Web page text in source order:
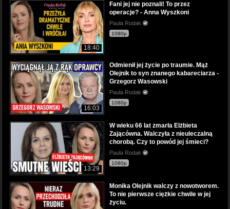
18:40
Fani jej nie poznali! To przez
operacje? - Anna Wyszkoni
Paula Rodak
1080p
16:03
Odmienił jej życie po traumie. Mąż
Olejnik to syn znanego kabareciarza -
Grzegorz Wasowski
Paula Rodak
1080p
13:29
W wieku 66 lat zmarła Elżbieta
Zającówna. Walczyła z nieuleczalną
chorobą. Czy to powód jej śmieci?
Paula Rodak
1080p
Monika Olejnik walczy z nowotworem.
To nie pierwsze ciężkie chwile w jej
życiu.